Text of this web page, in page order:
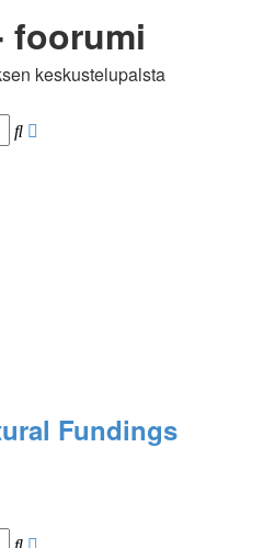
foorumi
keskustelupalsta
Etsi
Fundings